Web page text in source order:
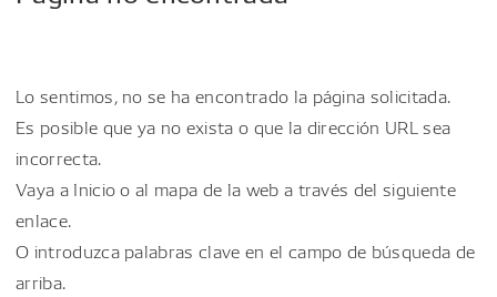
Lo sentimos, no se ha encontrado la página solicitada.
Es posible que ya no exista o que la dirección URL sea
incorrecta.
Vaya a Inicio o al mapa de la web a través del siguiente
enlace.
O introduzca palabras clave en el campo de búsqueda de
arriba.